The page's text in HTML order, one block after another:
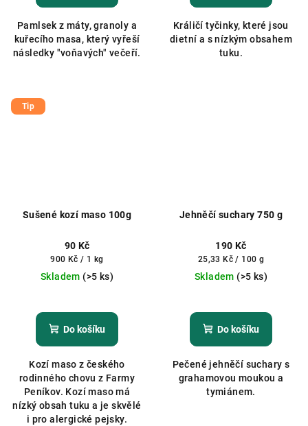
Pamlsek z máty, granoly a
kuřecího masa, který vyřeší
následky "voňavých" večeří.
Králičí tyčinky, které jsou
dietní a s nízkým obsahem
tuku.
Tip
Sušené kozí maso 100g
90 Kč
Měrná
cena:
900 Kč / 1 kg
Skladem (>5 ks)
hodnocení
produktu
z
5
hvězdiček.
Do košíku
Kozí maso z českého
rodinného chovu z Farmy
Peníkov. Kozí maso má
nízký obsah tuku a je skvělé
i pro alergické pejsky.
Jehněčí suchary 750 g
190 Kč
Měrná
cena:
25,33 Kč / 100 g
Skladem (>5 ks)
Do košíku
Pečené jehněčí suchary s
grahamovou moukou a
tymiánem.